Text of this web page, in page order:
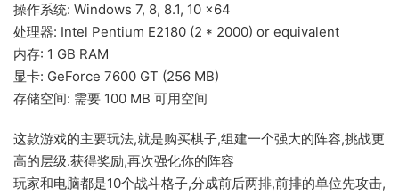
操作系统: Windows 7, 8, 8.1, 10 x64
处理器: Intel Pentium E2180 (2 * 2000) or equivalent
内存: 1 GB RAM
显卡: GeForce 7600 GT (256 MB)
存储空间: 需要 100 MB 可用空间
这款游戏的主要玩法,就是购买棋子,组建一个强大的阵容,挑战更
高的层级.获得奖励,再次强化你的阵容
玩家和电脑都是10个战斗格子,分成前后两排,前排的单位先攻击,